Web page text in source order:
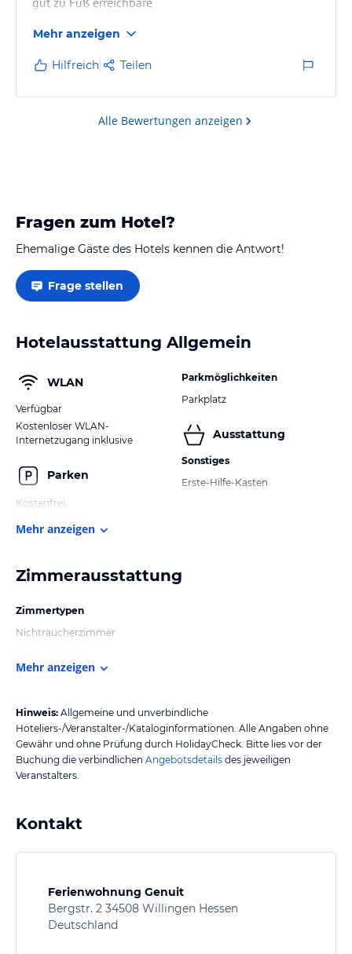
Mehr anzeigen
Hilfreich Teilen
Alle Bewertungen anzeigen
Fragen zum Hotel?
Ehemalige Gäste des Hotels kennen die Antwort!
Frage stellen
Hotelausstattung Allgemein
WLAN
Verfügbar
Kostenloser WLAN-
Internetzugang inklusive
Parken
Kostenfrei
Parkmöglichkeiten
Parkplatz
Ausstattung
Sonstiges
Erste-Hilfe-Kasten
Mehr anzeigen
Zimmerausstattung
Zimmertypen
Nichtraucherzimmer
Mehr anzeigen
Hinweis: Allgemeine und unverbindliche
Hoteliers-/Veranstalter-/Kataloginformationen. Alle Angaben ohne
Gewähr und ohne Prüfung durch HolidayCheck. Bitte lies vor der
Buchung die verbindlichen Angebotsdetails des jeweiligen
Veranstalters.
Kontakt
Ferienwohnung Genuit
Bergstr. 2 34508 Willingen Hessen
Deutschland